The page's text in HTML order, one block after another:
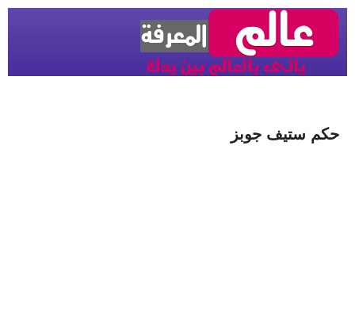
حكم ستيف جوبز